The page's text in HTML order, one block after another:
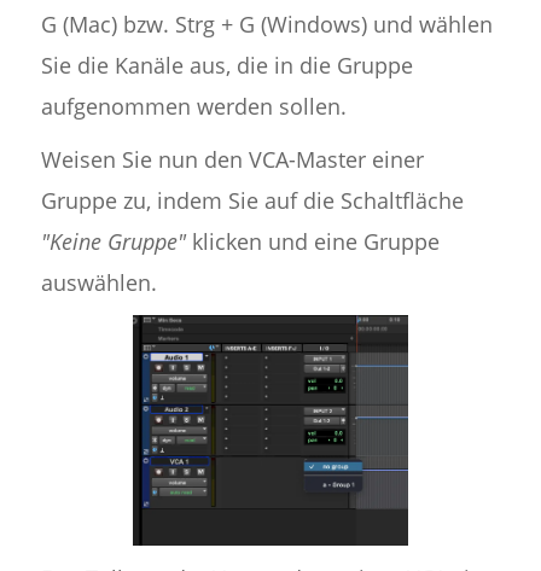
G (Mac) bzw. Strg + G (Windows) und wählen
Sie die Kanäle aus, die in die Gruppe
aufgenommen werden sollen.
Weisen Sie nun den VCA-Master einer
Gruppe zu, indem Sie auf die Schaltfläche
"Keine Gruppe"klicken und eine Gruppe
auswählen.